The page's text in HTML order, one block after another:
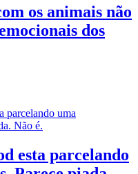
os animais não
dos
esta parcelando